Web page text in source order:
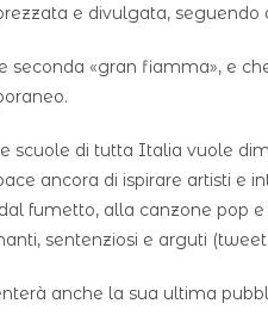
e divulgata,
seconda «gran fiamma», e
scuole di tutta Italia vuole
ancora di ispirare artisti e
fumetto, alla canzone pop
sentenziosi e arguti
anche la sua ultima